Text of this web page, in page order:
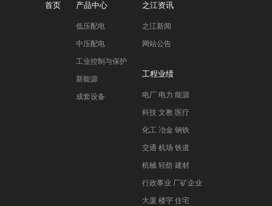
首页 产品中心
低压配电
中压配电
工业控制与保护
新能源
成套设备
之江资讯
之江新闻
网站公告
工程业绩
电厂 电力 能源
科技 文教 医疗
化工 冶金 钢铁
交通 机场 铁道
机械 轻纺 建材
行政事业 厂矿企业
大厦 楼宇 住宅